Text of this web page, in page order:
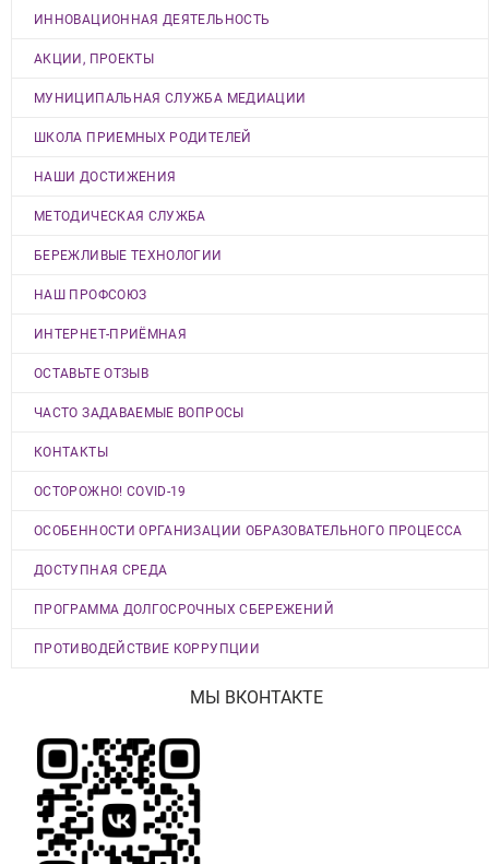
ИННОВАЦИОННАЯ ДЕЯТЕЛЬНОСТЬ
АКЦИИ, ПРОЕКТЫ
МУНИЦИПАЛЬНАЯ СЛУЖБА МЕДИАЦИИ
ШКОЛА ПРИЕМНЫХ РОДИТЕЛЕЙ
НАШИ ДОСТИЖЕНИЯ
МЕТОДИЧЕСКАЯ СЛУЖБА
БЕРЕЖЛИВЫЕ ТЕХНОЛОГИИ
НАШ ПРОФСОЮЗ
ИНТЕРНЕТ-ПРИЁМНАЯ
ОСТАВЬТЕ ОТЗЫВ
ЧАСТО ЗАДАВАЕМЫЕ ВОПРОСЫ
КОНТАКТЫ
ОСТОРОЖНО! COVID-19
ОСОБЕННОСТИ ОРГАНИЗАЦИИ ОБРАЗОВАТЕЛЬНОГО ПРОЦЕССА
ДОСТУПНАЯ СРЕДА
ПРОГРАММА ДОЛГОСРОЧНЫХ СБЕРЕЖЕНИЙ
ПРОТИВОДЕЙСТВИЕ КОРРУПЦИИ
МЫ ВКОНТАКТЕ